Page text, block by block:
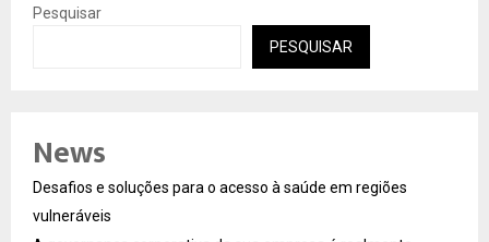
Pesquisar
PESQUISAR
News
Desafios e soluções para o acesso à saúde em regiões
vulneráveis